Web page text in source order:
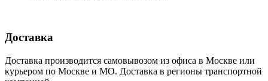
Доставка
Доставка производится самовывозом из офиса в Москве или
курьером по Москве и МО. Доставка в регионы транспортной